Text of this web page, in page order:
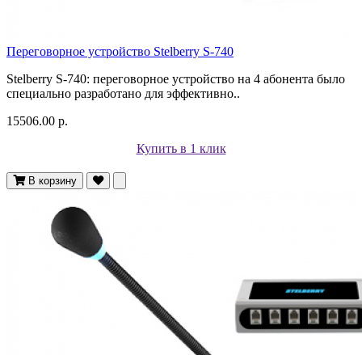
Переговорное устройство Stelberry S-740
Stelberry S-740: переговорное устройство на 4 абонента было
специально разработано для эффективно..
15506.00 р.
Купить в 1 клик
В корзину